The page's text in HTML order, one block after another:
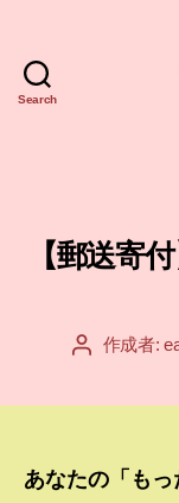
Search
【郵送寄
投 作成者:
あなたの「もっ